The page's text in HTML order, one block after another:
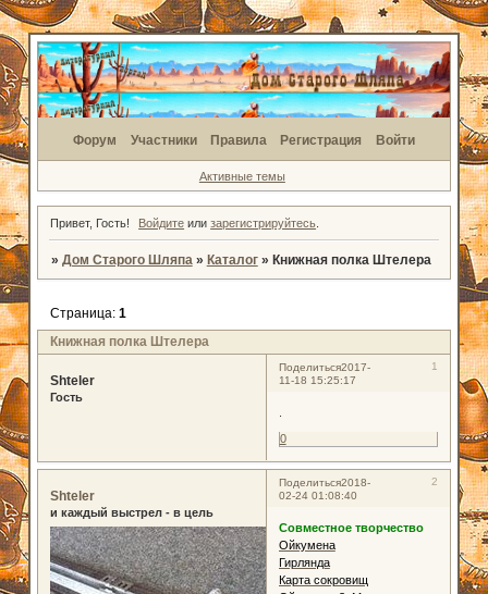
Форум Участники Правила Регистрация Войти
Активные темы
Привет, Гость! Войдите илизарегистрируйтесь
» Дом Старого Шляпа » Каталог » Книжная полка Штелера
Книжная полка Штелера
Страница: 1
Поделиться 1
2017-
11-18 15:25:17
Shteler
Гость
0
Поделиться 2
2018-
02-24 01:08:40
Shteler
и каждый выстрел - в цель
Совместное творчество
Ойкумена
Гирлянда
Карта сокровищ